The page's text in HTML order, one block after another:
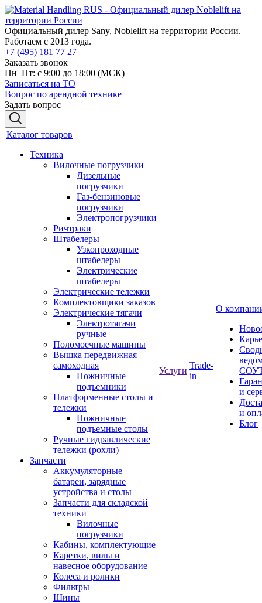
Официальный дилер Sany, Noblelift на территории России.
Работаем с 2013 года.
+7 (495) 181 77 27
Заказать звонок
Пн–Пт: с 9:00 до 18:00 (МСК)
Записаться на ТО
Вопрос по арендной технике
Задать вопрос
Каталог товаров
Техника
Вилочные погрузчики
Дизельные
погрузчики
Газ-бензиновые
погрузчики
Электропогрузчики
Ричтраки
Штабелеры
Узкопроходные
штабелеры
Электрические
штабелеры
Электрические тележки
Комплектовщики заказов
Электрические тягачи
Электротягачи
ручные
Поломоечные машины
Вышка передвижная
самоходная
Ножничные
подъемники
Платформенные столы и
тележки
Ножничные
подъемные столы
Ручные гидравлические
тележки (рохли)
Запчасти
Аккумуляторные
батареи, зарядные
устройства и столы
Запчасти для складской
техники
Вилочные
погрузчики
Кабины, комплектующие
Каретки, вилы и
навесное оборудование
Колеса и ролики
Фильтры
Шины
Услуги
Trade-
in
О
и
и
Блог